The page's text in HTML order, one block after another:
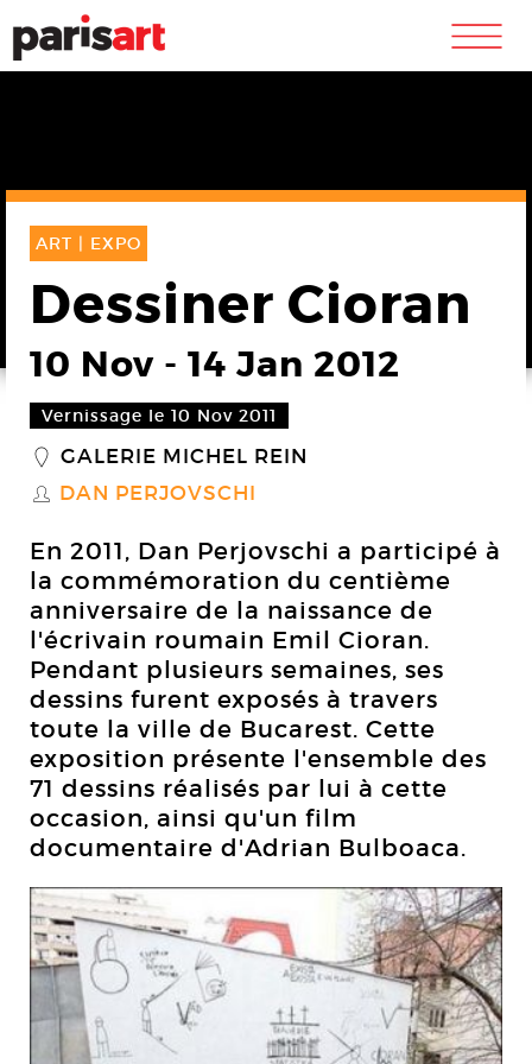
m
ART | EXPO
Dessiner Cioran
10 Nov - 14 Jan 2012
Vernissage le 10 Nov 2011
_ GALERIE MICHEL REIN
S DAN PERJOVSCHI
En 2011, Dan Perjovschi a participé à
la commémoration du centième
anniversaire de la naissance de
l'écrivain roumain Emil Cioran.
Pendant plusieurs semaines, ses
dessins furent exposés à travers
toute la ville de Bucarest. Cette
exposition présente l'ensemble des
71 dessins réalisés par lui à cette
occasion, ainsi qu'un film
documentaire d'Adrian Bulboaca.